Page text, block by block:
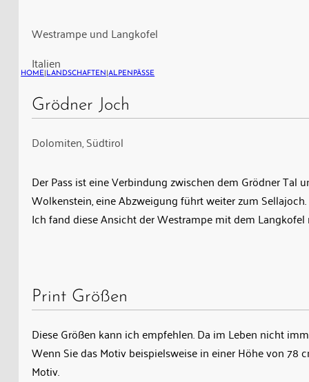
Joch
des
Berg
den
Westrampe und Langkofel
Italien
HOME LANDSCHAFTEN |ALPENPÄSSE
Grödner Joch
Dolomiten, Südtirol
Der Pass ist eine Verbindung zwischen dem Grödner Tal
Wolkenstein, eine Abzweigung führt weiter zum Sellajoch.
Ich fand diese Ansicht der Westrampe mit dem
Print Größen
Diese Größen kann ich empfehlen. Da im Leben nicht
Wenn Sie das Motiv beispielsweise in einer Höhe von 78
Motiv.